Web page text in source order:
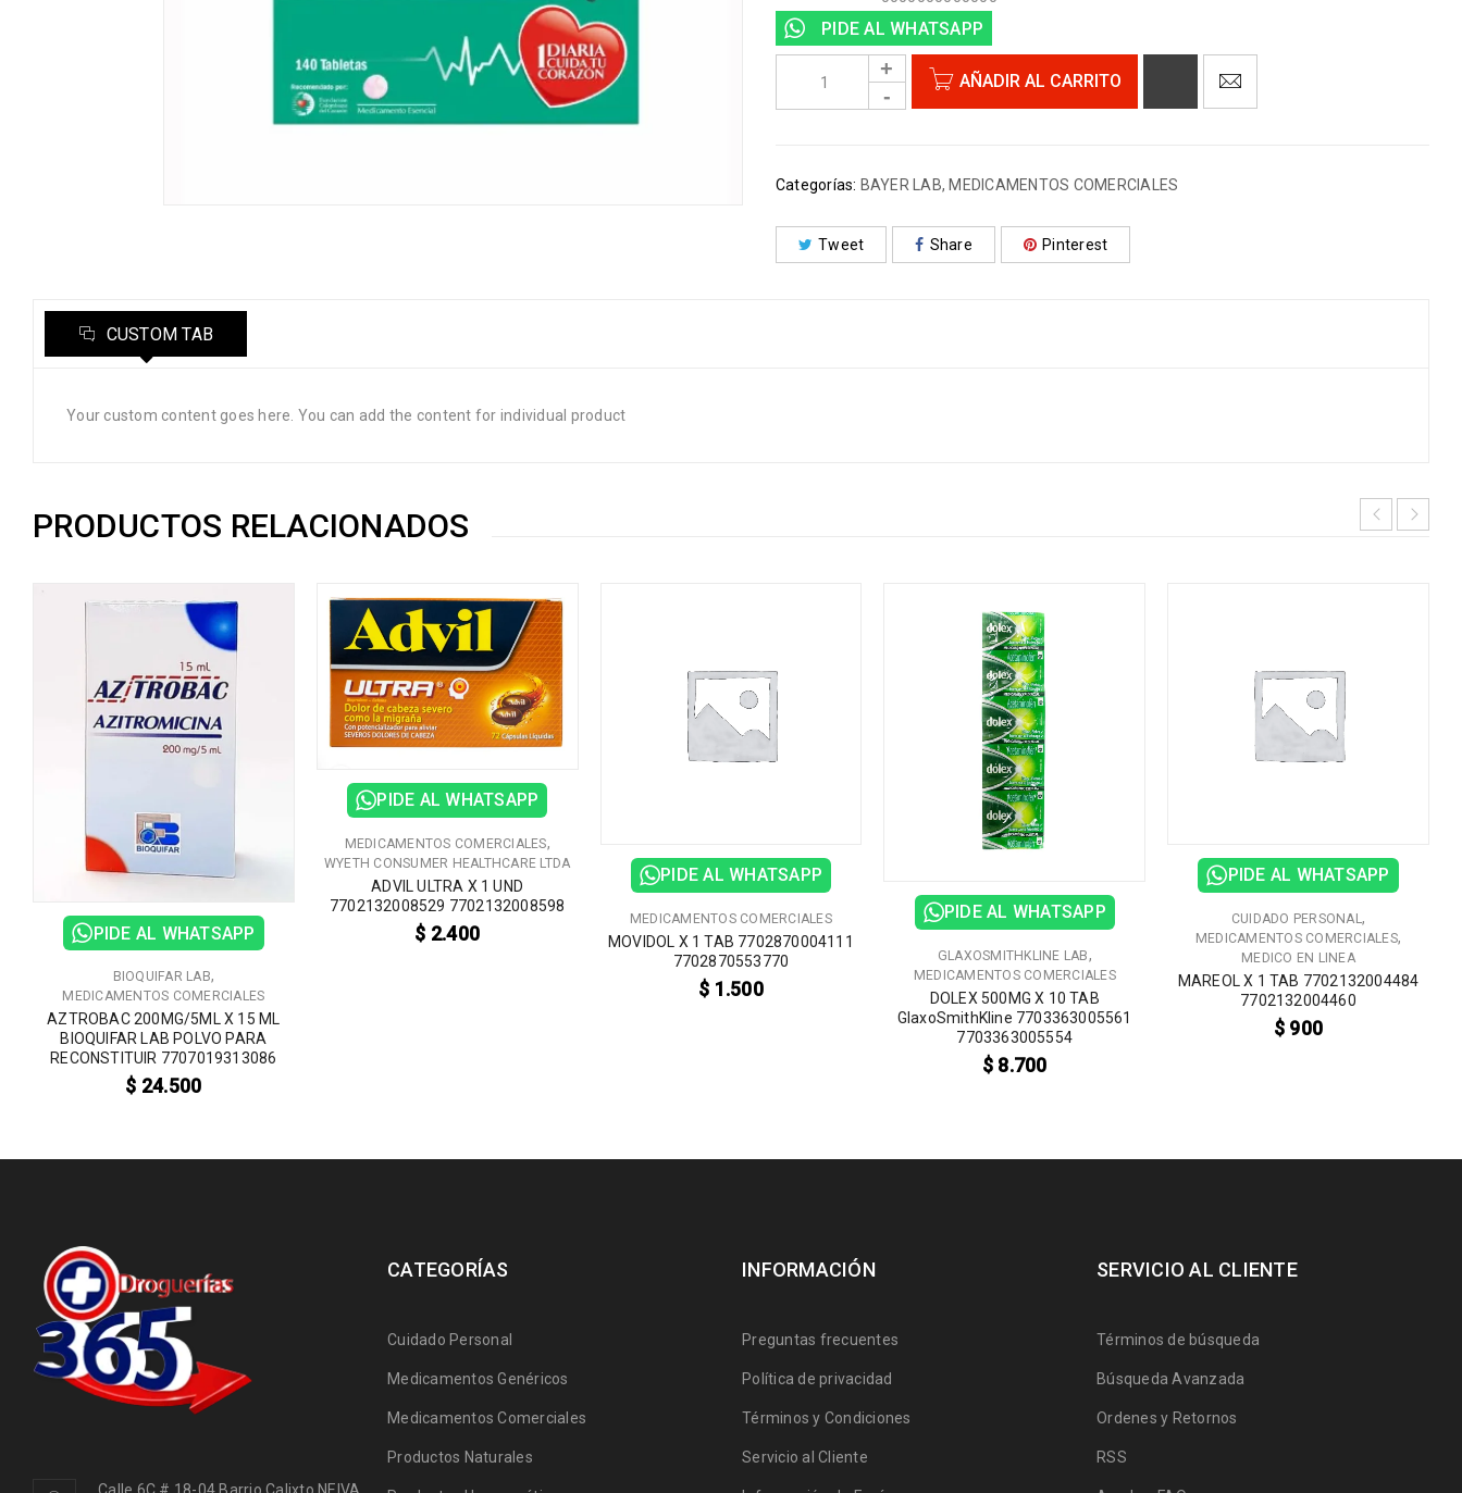
PIDE AL WHATSAPP
AÑADIR AL CARRITO
Categorías: BAYER LAB, MEDICAMENTOS COMERCIALES
Tweet Share Pinterest
CUSTOM TAB
Your custom content goes here. You can add the content for individual product
PRODUCTOS RELACIONADOS
PIDE AL WHATSAPP
BIOQUIFAR LAB,
MEDICAMENTOS COMERCIALES
AZTROBAC 200MG/5ML X 15 ML
BIOQUIFAR LAB POLVO PARA
RECONSTITUIR 7707019313086
$ 24.500
PIDE AL WHATSAPP
MEDICAMENTOS COMERCIALES,
WYETH CONSUMER HEALTHCARE LTDA
ADVIL ULTRA X 1 UND
7702132008529 7702132008598
$ 2.400
PIDE AL WHATSAPP
MEDICAMENTOS COMERCIALES
MOVIDOL X 1 TAB 7702870004111
7702870553770
$ 1.500
PIDE AL WHATSAPP
GLAXOSMITHKLINE LAB,
MEDICAMENTOS COMERCIALES
DOLEX 500MG X 10 TAB
GlaxoSmithKline 7703363005561
7703363005554
$ 8.700
PIDE AL WHATSAPP
CUIDADO PERSONAL ,
MEDICAMENTOS COMERCIALES,
MEDICO EN LINEA
MAREOL X 1 TAB 7702132004484
7702132004460
$ 900
Calle 6C # 18-04 Barrio Calixto NEIVA
CATEGORÍAS
Cuidado Personal
Medicamentos Genéricos
Medicamentos Comerciales
Productos Naturales
INFORMACIÓN
Preguntas frecuentes
Política de privacidad
Términos y Condiciones
Servicio al Cliente
SERVICIO AL CLIENTE
Términos de búsqueda
Búsqueda Avanzada
Ordenes y Retornos
RSS